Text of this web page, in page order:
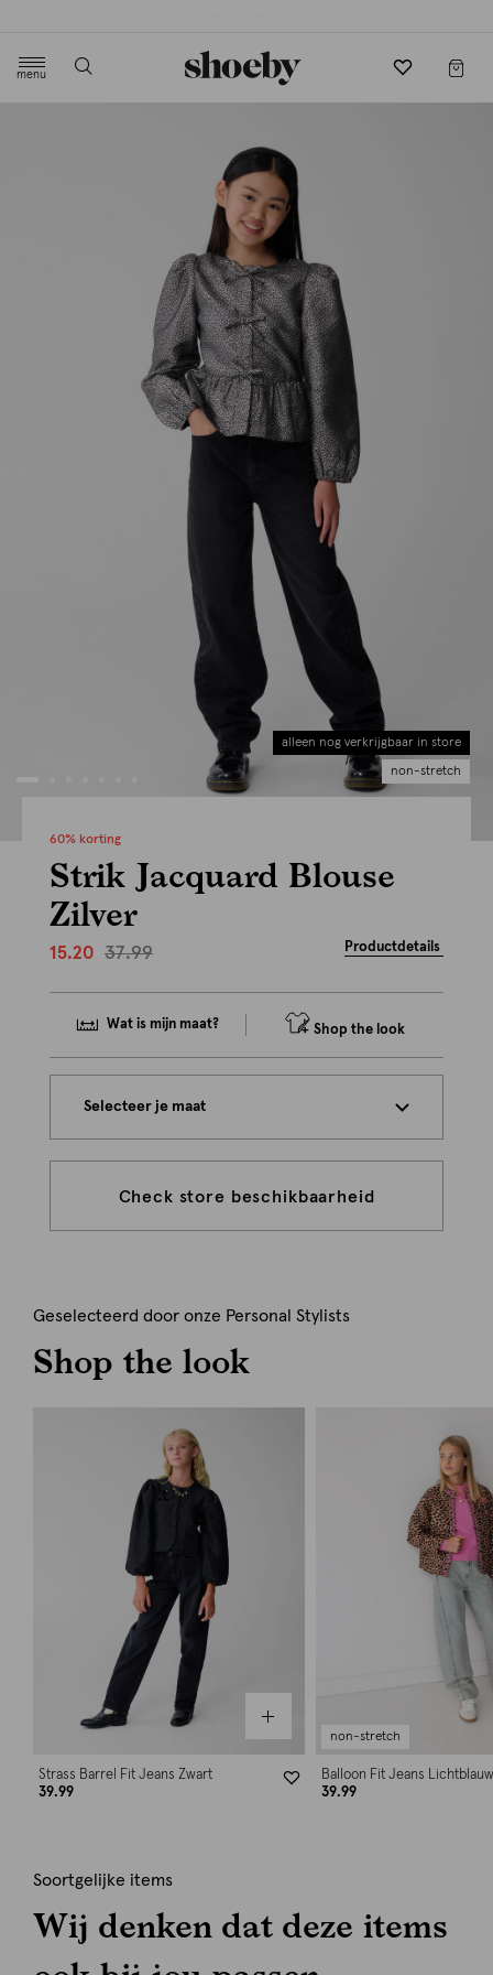
menu
alleen nog verkrijgbaar in store
non-stretch
60% korting
Strik Jacquard Blouse
Zilver
15.20 37.99 Productdetails
Wat is mijn maat? Shop the look
Selecteer je maat
Check store beschikbaarheid
Geselecteerd door onze Personal Stylists
Shop the look
Strass Barrel Fit Jeans Zwart
39.99
non-stretch
Balloon Fit Jeans Lichtblauw
39.99
Soortgelijke items
Wij denken dat deze items